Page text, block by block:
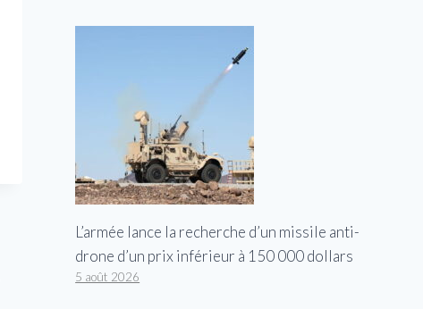
L’armée lance la recherche d’un missile anti-
drone d’un prix inférieur à 150 000 dollars
5 août 2026